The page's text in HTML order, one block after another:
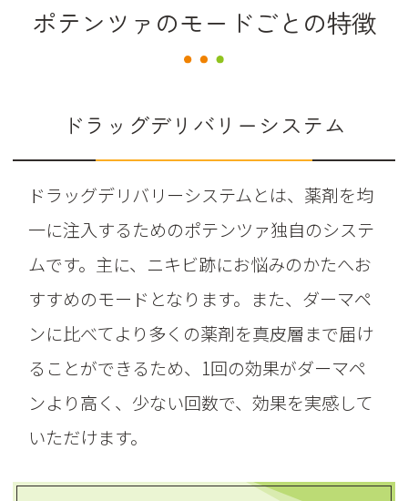
ポテンツァのモードごとの特徴
ドラッグデリバリーシステム
ドラッグデリバリーシステムとは、薬剤を均
一に注入するためのポテンツァ独自のシステ
ムです。主に、ニキビ跡にお悩みのかたへお
すすめのモードとなります。また、ダーマペ
ンに比べてより多くの薬剤を真皮層まで届け
ることができるため、1回の効果がダーマペ
ンより高く、少ない回数で、効果を実感して
いただけます。